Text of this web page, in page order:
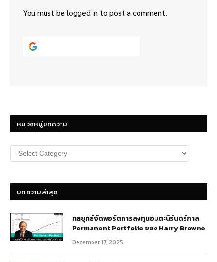
You must be logged in to post a comment.
หมวดหมู่บทความ
หมวด
หมู่
บทความล่าสุด
กลยุทธ์​จัดพอร์ตการลงทุนอมตะนิรันดร์กาล
Permanent Portfolio ของ Harry Browne
December 17, 2025